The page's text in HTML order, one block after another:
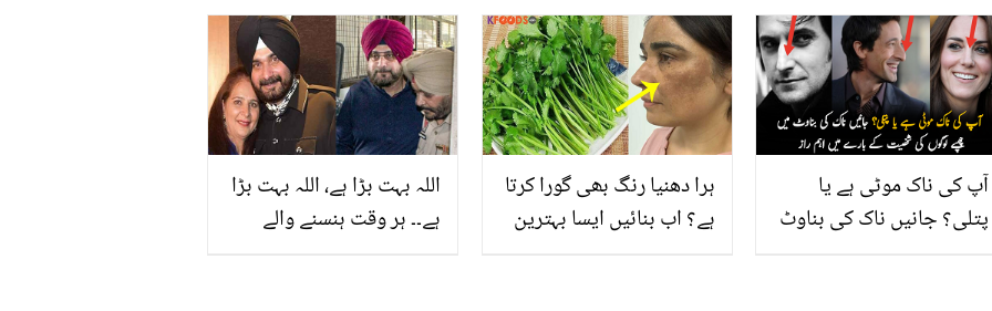
چھڑائیں اور گھر میں ہی
مزیدار دہی بنائیں
اپنائیں اور مچھر کے کاٹنے
پر آزما کر خارش اور تکلیف
سے نجات پائیں
اللہ بہت بڑا ہے، اللہ بہت بڑا
ہے۔۔ ہر وقت ہنسنے والے
ہرا دھنیا رنگ بھی گورا کرتا
ہے؟ اب بنائیں ایسا بہترین
آپ کی ناک موٹی ہے یا
پتلی؟ جانیں ناک کی بناوٹ